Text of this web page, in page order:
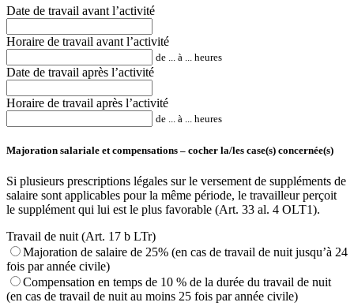
Date de travail avant l’activité
Horaire de travail avant l’activité
de ... à ... heures
Date de travail après l’activité
Horaire de travail après l’activité
de ... à ... heures
Majoration salariale et compensations – cocher la/les case(s) concernée(s)
Si plusieurs prescriptions légales sur le versement de suppléments de
salaire sont applicables pour la même période, le travailleur perçoit
le supplément qui lui est le plus favorable (Art. 33 al. 4 OLT1).
Travail de nuit (Art. 17 b LTr)
Majoration de salaire de 25% (en cas de travail de nuit jusqu’à 24
fois par année civile)
Compensation en temps de 10 % de la durée du travail de nuit
(en cas de travail de nuit au moins 25 fois par année civile)